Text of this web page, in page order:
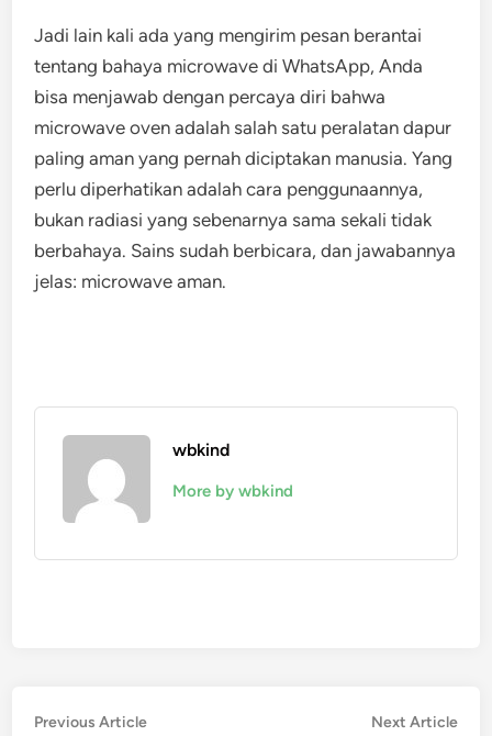
Jadi lain kali ada yang mengirim pesan berantai
tentang bahaya microwave di WhatsApp, Anda
bisa menjawab dengan percaya diri bahwa
microwave oven adalah salah satu peralatan dapur
paling aman yang pernah diciptakan manusia. Yang
perlu diperhatikan adalah cara penggunaannya,
bukan radiasi yang sebenarnya sama sekali tidak
berbahaya. Sains sudah berbicara, dan jawabannya
jelas: microwave aman.
wbkind
More by wbkind
Post
Previous ArticlePrevious
Next Article